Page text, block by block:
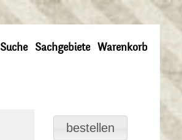
Suche Sachgebiete Warenkorb